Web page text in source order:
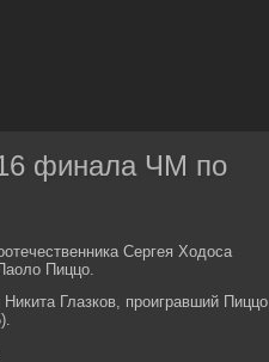
финала ЧМ по
Сергея Ходоса
Пиццо.
Глазков, проигравший Пиццо